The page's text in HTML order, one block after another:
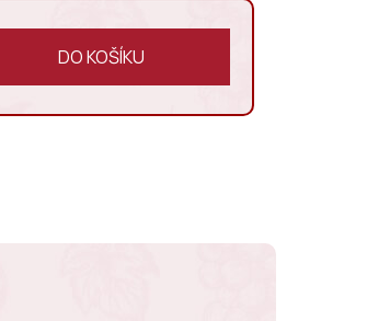
DO KOŠÍKU